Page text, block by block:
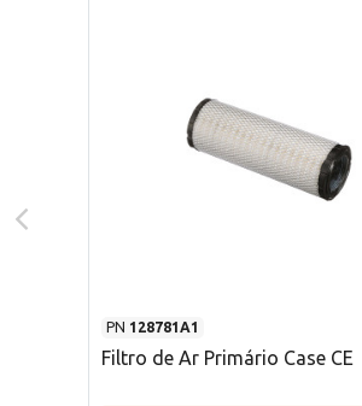
PN 128781A1
Filtro de Ar Primário Case CE